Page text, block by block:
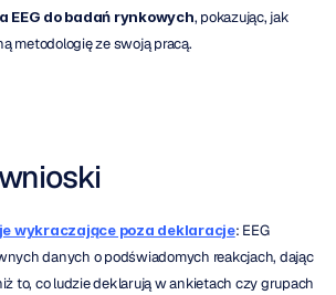
EEG do badań rynkowych, pokazując, jak
metodologię ze swoją pracą.
wykraczające poza deklaracje: EEG
danych o podświadomych reakcjach, dając
to, co ludzie deklarują w ankietach czy grupach